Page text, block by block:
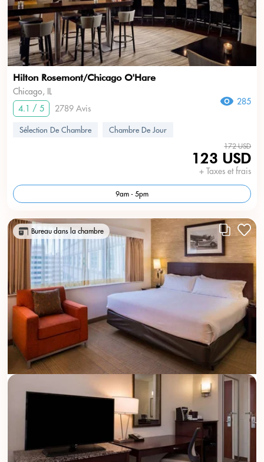
Hilton Rosemont/Chicago O'Hare
Chicago, IL
4.1 / 5
2789 Avis
285
Sélection De Chambre Chambre De Jour
172 USD
123 USD
+ Taxes et frais
9am - 5pm
Bureau dans la chambre